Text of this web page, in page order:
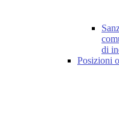
di
Posizioni